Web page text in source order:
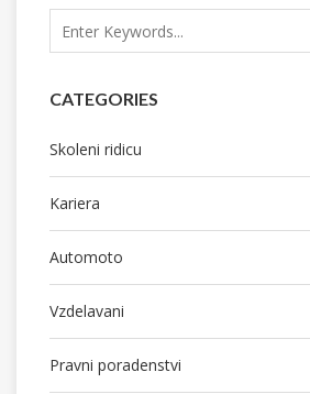
CATEGORIES
Skoleni ridicu
Kariera
Automoto
Vzdelavani
Pravni poradenstvi